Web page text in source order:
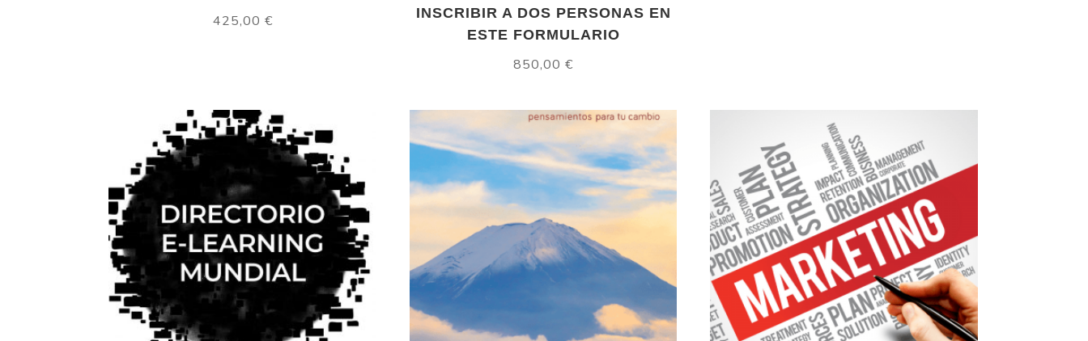
425,00 €
INSCRIBIR A DOS PERSONAS EN
ESTE FORMULARIO
850,00€